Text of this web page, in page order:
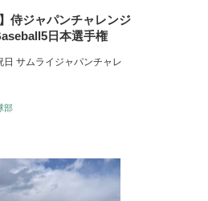
侍ジャパンチャレンジ
日本選手権
サムライジャパンチャレ
部